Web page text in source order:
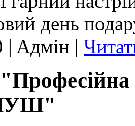
день
| Aдмін |